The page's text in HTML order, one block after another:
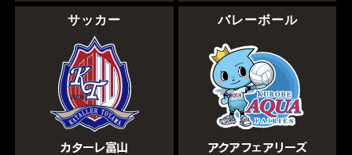
サッカー
カターレ富山
バレーボール
アクアフェアリーズ